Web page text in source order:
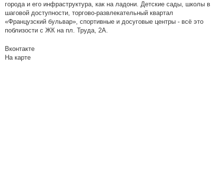
города и его инфраструктура, как на ладони. Детские сады, школы в
шаговой доступности, торгово-развлекательный квартал
«Французский бульвар», спортивные и досуговые центры - всё это
поблизости с ЖК на пл. Труда, 2А.
Вконтакте
На карте